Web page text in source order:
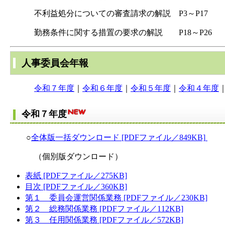
不利益処分についての審査請求の解説 P3～P17
勤務条件に関する措置の要求の解説 P18～P26
人事委員会年報
令和７年度 令和６年度 令和５年度 令和４年度
令和７年度
○全体版一括ダウンロード [PDFファイル／849KB]
（個別版ダウンロード）
表紙 [PDFファイル／275KB]
目次 [PDFファイル／360KB]
第１ 委員会運営関係業務 [PDFファイル／230KB]
第２ 総務関係業務 [PDFファイル／112KB]
第３ 任用関係業務 [PDFファイル／572KB]